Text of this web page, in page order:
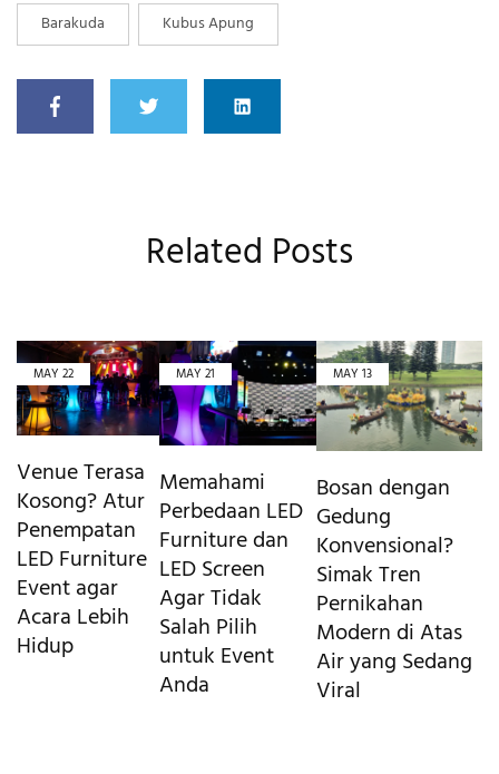
Barakuda Kubus Apung
Related Posts
MAY 22
Venue Terasa
Kosong? Atur
Penempatan
LED Furniture
Event agar
Acara Lebih
Hidup
MAY 21
Memahami
Perbedaan LED
Furniture dan
LED Screen
Agar Tidak
Salah Pilih
untuk Event
Anda
MAY 13
Bosan dengan
Gedung
Konvensional?
Simak Tren
Pernikahan
Modern di Atas
Air yang Sedang
Viral